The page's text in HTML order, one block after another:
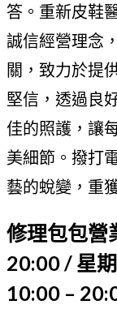
答。重新皮鞋
誠信經營理念
關，致力於提
堅信，透過良
佳的照護，讓
美細節。撥打
藝的蛻變，重
修理包包營
20:00 / 星
10:00 –